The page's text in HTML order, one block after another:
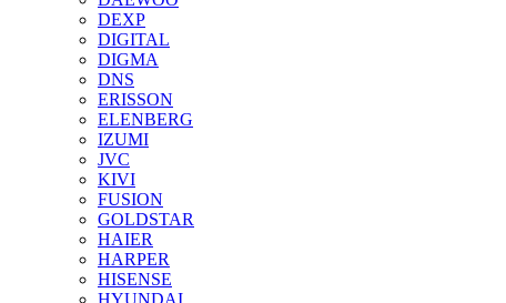
DEXP
DIGITAL
DIGMA
DNS
ERISSON
ELENBERG
IZUMI
JVC
KIVI
FUSION
GOLDSTAR
HAIER
HARPER
HISENSE
HYUNDAI